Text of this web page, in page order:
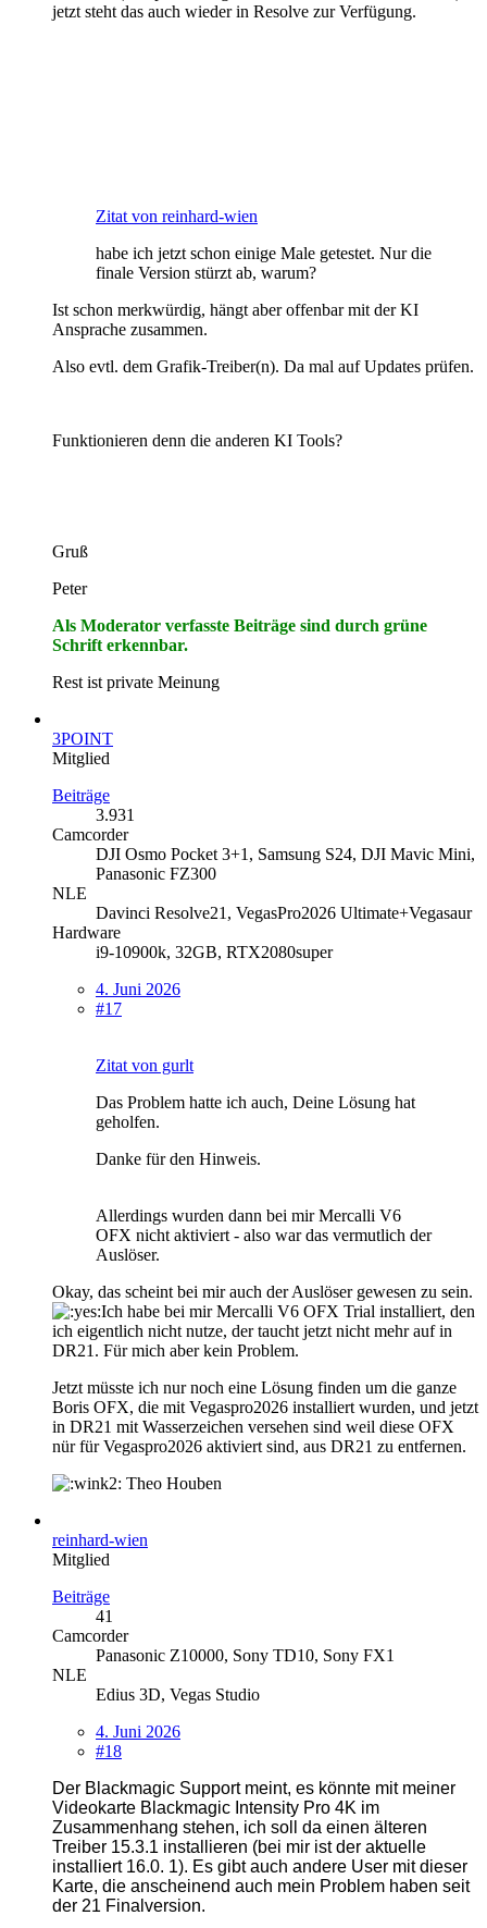
jetzt steht das auch wieder in Resolve zur Verfügung.
Zitat von reinhard-wien
habe ich jetzt schon einige Male getestet. Nur die
finale Version stürzt ab, warum?
Ist schon merkwürdig, hängt aber offenbar mit der KI
Ansprache zusammen.
Also evtl. dem Grafik-Treiber(n). Da mal auf Updates prüfen.
Funktionieren denn die anderen KI Tools?
Gruß
Peter
Als Moderator verfasste Beiträge sind durch grüne
Schrift erkennbar.
Rest ist private Meinung
3POINT
Mitglied
Beiträge
3.931
Camcorder
DJI Osmo Pocket 3+1, Samsung S24, DJI Mavic Mini,
Panasonic FZ300
NLE
Davinci Resolve21, VegasPro2026 Ultimate+Vegasaur
Hardware
i9-10900k, 32GB, RTX2080super
4. Juni 2026
#17
Zitat von gurlt
Das Problem hatte ich auch, Deine Lösung hat
geholfen.
Danke für den Hinweis.
Allerdings wurden dann bei mir Mercalli V6
OFX nicht aktiviert - also war das vermutlich der
Auslöser.
Okay, das scheint bei mir auch der Auslöser gewesen zu sein.
Ich habe bei mir Mercalli V6 OFX Trial installiert, den
ich eigentlich nicht nutze, der taucht jetzt nicht mehr auf in
DR21. Für mich aber kein Problem.
Jetzt müsste ich nur noch eine Lösung finden um die ganze
Boris OFX, die mit Vegaspro2026 installiert wurden, und jetzt
in DR21 mit Wasserzeichen versehen sind weil diese OFX
nür für Vegaspro2026 aktiviert sind, aus DR21 zu entfernen.
Theo Houben
reinhard-wien
Mitglied
Beiträge
41
Camcorder
Panasonic Z10000, Sony TD10, Sony FX1
NLE
Edius 3D, Vegas Studio
4. Juni 2026
#18
⁠Der Blackmagic Support meint, es könnte mit meiner
Videokarte Blackmagic Intensity Pro 4K im
Zusammenhang stehen, ich soll da einen älteren
Treiber 15.3.1 installieren (bei mir ist der aktuelle
installiert 16.0. 1). Es gibt auch andere User mit dieser
Karte, die anscheinend auch mein Problem haben seit
der 21 Finalversion.